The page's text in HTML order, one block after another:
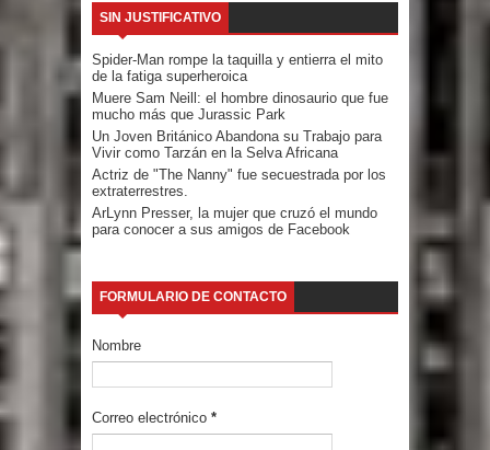
SIN JUSTIFICATIVO
Spider-Man rompe la taquilla y entierra el mito
de la fatiga superheroica
Muere Sam Neill: el hombre dinosaurio que fue
mucho más que Jurassic Park
Un Joven Británico Abandona su Trabajo para
Vivir como Tarzán en la Selva Africana
Actriz de "The Nanny" fue secuestrada por los
extraterrestres.
ArLynn Presser, la mujer que cruzó el mundo
para conocer a sus amigos de Facebook
FORMULARIO DE CONTACTO
Nombre
Correo electrónico *